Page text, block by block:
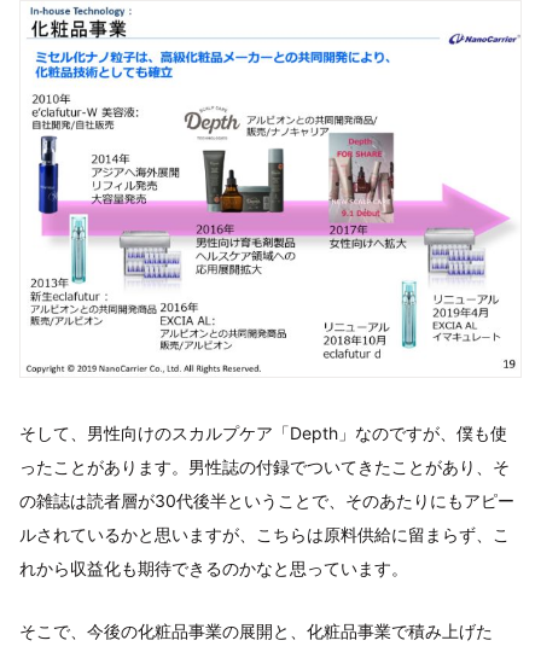
そして、男性向けのスカルプケア「Depth」なのですが、僕も使
ったことがあります。男性誌の付録でついてきたことがあり、そ
の雑誌は読者層が30代後半ということで、そのあたりにもアピー
ルされているかと思いますが、こちらは原料供給に留まらず、こ
れから収益化も期待できるのかなと思っています。
そこで、今後の化粧品事業の展開と、化粧品事業で積み上げた